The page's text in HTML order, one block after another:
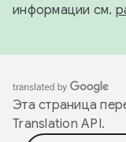
информации см.
Эта страница
Translation API.